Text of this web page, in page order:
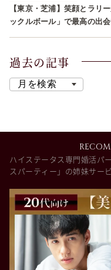
【東京・芝浦】笑顔とラリ
ックルボール」で最高の出
過去の記事
ハイステータス専門婚活パ
スパーティー」の姉妹サー